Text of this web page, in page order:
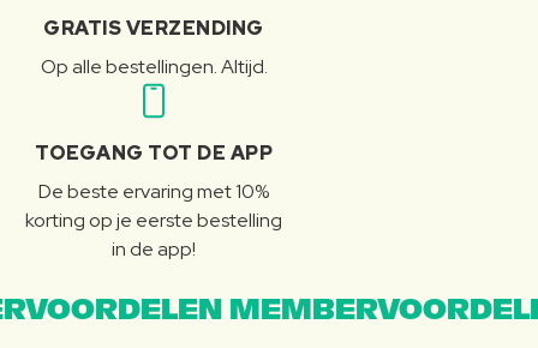
GRATIS VERZENDING
Op alle bestellingen. Altijd.
TOEGANG TOT DE APP
De beste ervaring met 10%
korting op je eerste bestelling
in de app!